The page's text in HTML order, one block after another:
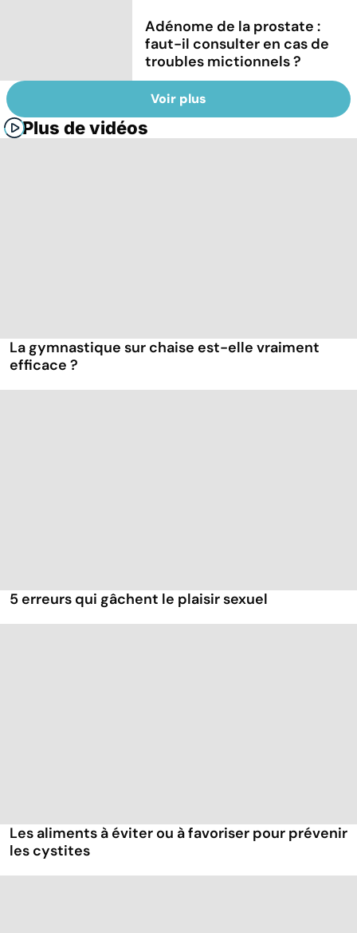
Adénome de la prostate :
faut-il consulter en cas de
troubles mictionnels ?
Voir plus
Plus de vidéos
La gymnastique sur chaise est-elle vraiment
efficace ?
5 erreurs qui gâchent le plaisir sexuel
Les aliments à éviter ou à favoriser pour prévenir
les cystites